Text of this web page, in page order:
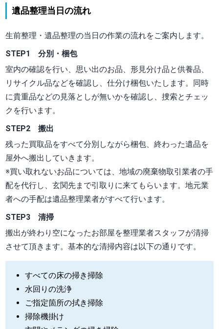
遺品整理当日の流れ
生前整理・遺品整理の当日の作業の流れをご案内します。
STEP1 分別・梱包
室内の確認を行い、思い出のお品、形見分け品と供養品、
リサイクル品などを確認し、仕分け梱包いたします。同時
に貴重品などの見落としが無いかを確認し、捜索とチェッ
クを行います。
STEP2 搬出
残った買取品をすべて分別しながら梱包、終わった遺品を
屋外へ搬出していきます。
※買い取れないお品については、地域の廃棄物取引業者の手
配を代行し、玄関先まで引取りに来てもらいます。地元業
者への手配は遺品整理業者がすべて行います。
STEP3 清掃
搬出が終わり空になったお部屋を整理業者スタッフが清掃
させて頂きます。基本的な清掃内容は以下の通りです。
すべての床の掃き掃除
水回りの洗浄
ご指定箇所の拭き掃除
掃除機掛け